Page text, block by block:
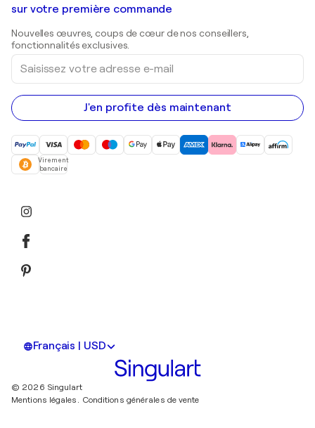
Shepard Fairey
Estampes
Peintures acryliques
Galeries d'art en Belgique
sur votre première commande
Nouvelles œuvres, coups de cœur de nos conseillers,
fonctionnalités exclusives.
Saisissez
votre
adresse
e-
mail
J'en profite dès maintenant
Virement
bancaire
Français | USD
© 2026 Singulart
Mentions légales. Conditions générales de vente